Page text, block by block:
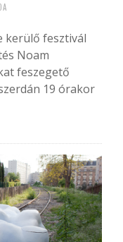
kerülő fesztivál
Noam
feszegető
19 órakor